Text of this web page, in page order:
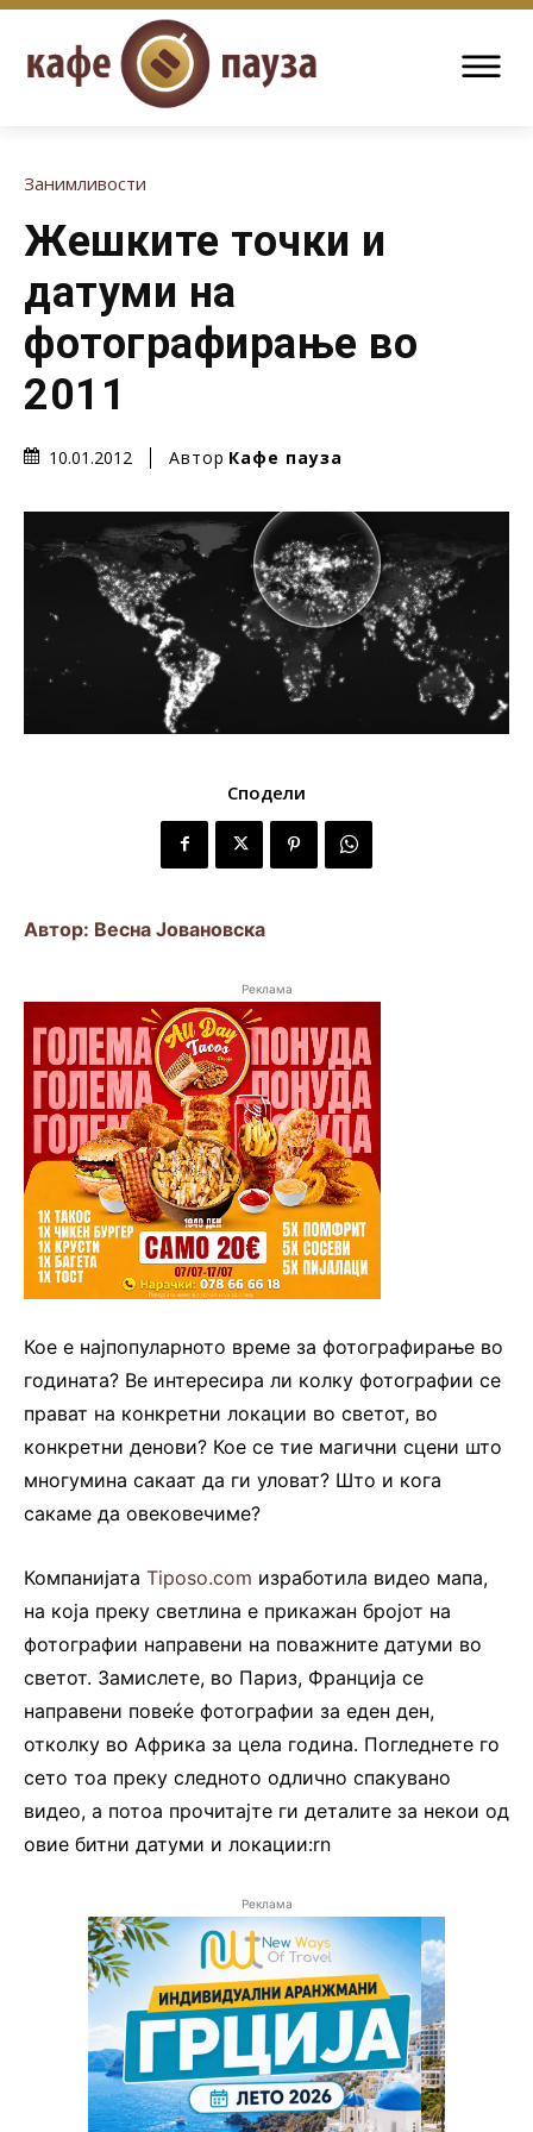
Занимливости
Жешките точки и
датуми на
фотографирање во
2011
10.01.2012 Автор Кафе пауза
Сподели
Автор: Весна Јовановска
Реклама
Кое е најпопуларното време за фотографирање во
годината? Ве интересира ли колку фотографии се
прават на конкретни локации во светот, во
конкретни денови? Кое се тие магични сцени што
многумина сакаат да ги уловат? Што и кога
сакаме да овековечиме?
Компанијата Tiposo.com изработила видео мапа,
на која преку светлина е прикажан бројот на
фотографии направени на поважните датуми во
светот. Замислете, во Париз, Франција се
направени повеќе фотографии за еден ден,
отколку во Африка за цела година. Погледнете го
сето тоа преку следното одлично спакувано
видео, а потоа прочитајте ги деталите за некои од
овие битни датуми и локации:rn
Реклама